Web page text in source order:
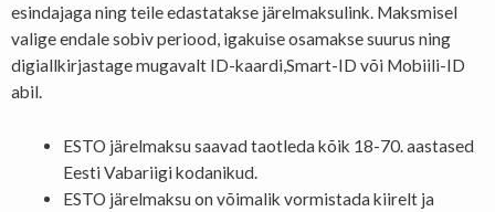
esindajaga ning teile edastatakse järelmaksulink. Maksmisel
valige endale sobiv periood, igakuise osamakse suurus ning
digiallkirjastage mugavalt ID-kaardi,Smart-ID või Mobiili-ID
abil.
ESTO järelmaksu saavad taotleda kõik 18-70. aastased
Eesti Vabariigi kodanikud.
ESTO järelmaksu on võimalik vormistada kiirelt ja